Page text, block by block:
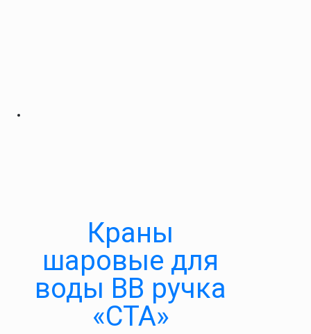
Краны
шаровые для
воды ВВ ручка
«СТА»